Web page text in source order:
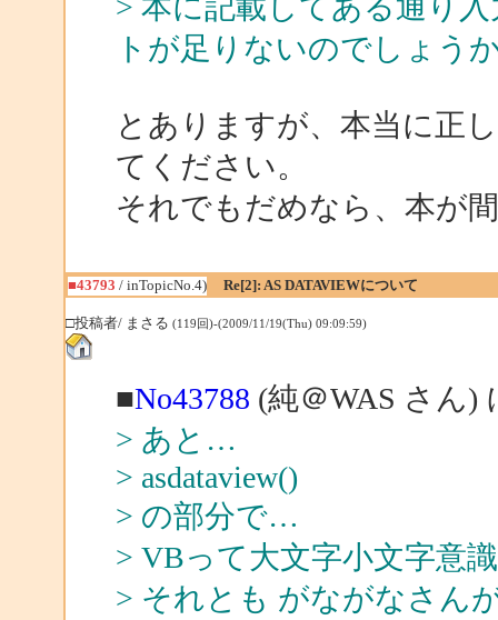
> 本に記載してある通り
トが足りないのでしょう
とありますが、本当に正
てください。
それでもだめなら、本が
■43793 / inTopicNo.4) Re[2]: AS DATAVIEWについて
□投稿者/ まさる (119回)-(2009/11/19(Thu) 09:09:59)
■No43788 (純＠WAS さん)
> あと…
> asdataview()
> の部分で…
> VBって大文字小文字意
> それとも がながなさん